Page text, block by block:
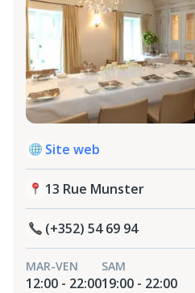
Site web
13 Rue Munster
(+352) 54 69 94
MAR-VEN
12:00 - 22:00
SAM
19:00 - 22:00